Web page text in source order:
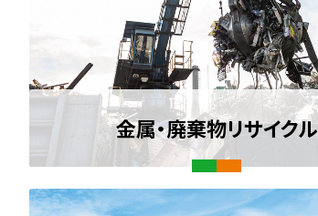
金属・廃棄物リサイクル